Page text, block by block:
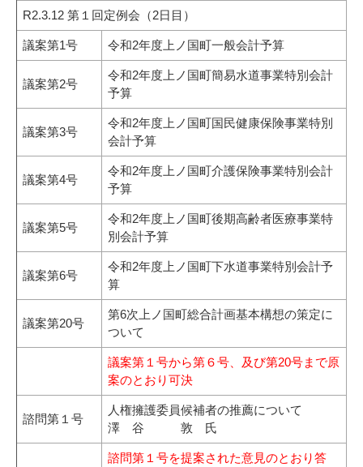
R2.3.12 第１回定例会（2日目）
議案第1号 令和2年度上ノ国町一般会計予算
議案第2号
令和2年度上ノ国町簡易水道事業特別会計
予算
議案第3号
令和2年度上ノ国町国民健康保険事業特別
会計予算
議案第4号
令和2年度上ノ国町介護保険事業特別会計
予算
議案第5号
令和2年度上ノ国町後期高齢者医療事業特
別会計予算
議案第6号
令和2年度上ノ国町下水道事業特別会計予
算
議案第20号
第6次上ノ国町総合計画基本構想の策定に
ついて
議案第１号から第６号、及び第20号まで原
案のとおり可決
諮問第１号
人権擁護委員候補者の推薦について
澤 谷 敦 氏
諮問第１号を提案された意見のとおり答